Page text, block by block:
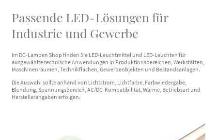
Passende LED-Lösungen für
Industrie und Gewerbe
Im DC-Lampen Shop finden Sie LED-Leuchtmittel und LED-Leuchten für
ausgewählte technische Anwendungen in Produktionsbereichen, Werkstätten,
Maschinenräumen, Technikflächen, Gewerbeobjekten und Bestandsanlagen.
Die Auswahl sollte anhand von Lichtstrom, Lichtfarbe, Farbwiedergabe,
Blendung, Spannungsbereich, AC/DC-Kompatibilität, Wärme, Betriebsart und
Herstellerangaben erfolgen.